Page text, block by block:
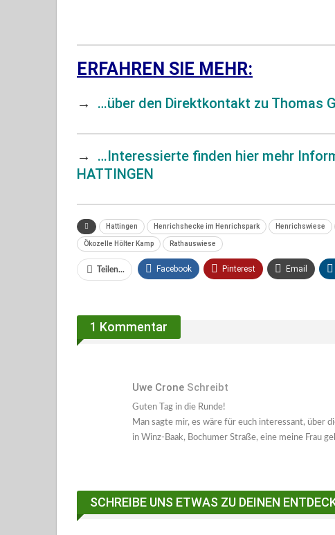
ERFAHREN SIE MEHR:
→ …über den Direktkontakt zu Thomas
→ …Interessierte finden hier mehr
HATTINGEN
Hattingen Henrichshecke im Henrichspark Henrichswiese
Ökozelle Hölter Kamp Rathauswiese
Teilen... Facebook Pinterest Email
1 Kommentar
Uwe Crone Schreibt
Guten Tag in die Runde!
Man sagte mir, es wäre für euch interessant, über
in Winz-Baak, Bochumer Straße, eine meine Frau
SCHREIBE UNS ETWAS ZU DEINEN